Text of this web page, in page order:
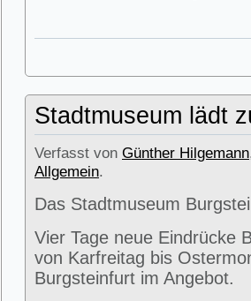
Stadtmuseum lädt
Verfasst von Günther Hilgemann
Allgemein.
Das Stadtmuseum
Vier Tage neue Eindrücke
von Karfreitag bis
Burgsteinfurt im Angebot.